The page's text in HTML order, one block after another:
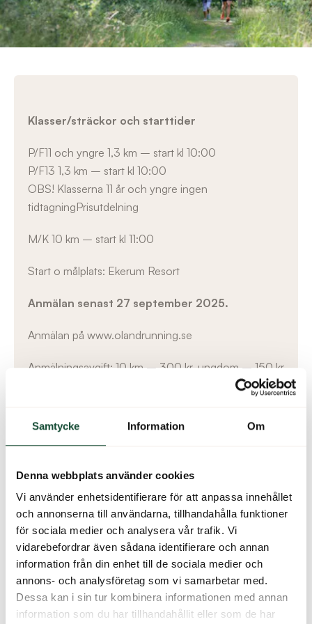
Samtycke Information Om
Denna webbplats använder cookies
Vi använder enhetsidentifierare för att anpassa innehållet
och annonserna till användarna, tillhandahålla funktioner
för sociala medier och analysera vår trafik. Vi
vidarebefordrar även sådana identifierare och annan
information från din enhet till de sociala medier och
annons- och analysföretag som vi samarbetar med.
Dessa kan i sin tur kombinera informationen med annan
information som du har tillhandahållit eller som de har
Klasser/sträckor och starttider
P/F11 och yngre 1,3 km – start kl 10:00
P/F13 1,3 km – start kl 10:00
OBS! Klasserna 11 år och yngre ingen
tidtagningPrisutdelning
M/K 10 km – start kl 11:00
Start o målplats: Ekerum Resort
Anmälan senast 27 september 2025.
Anmälan på www.olandrunning.se
Anmälningsavgift: 10 km – 300 kr, ungdom – 150 kr
Efteranmälan t.o.m. 2 oktober: 10 km – 350 kr,
nummerlappsuthämtningen från kl. 08:30 på
Arrangör Högby IF
friidrott@hogbyif.se www.hogbyif.se/friidrott
Upplysningar: Jonne Svensson 070-693 87 44,
Calle Nilsson 070-444 31 02
För boende: Ekerum Resort Öland 0485-800
00https://ekerum.com/kalenderlista/ekerumsloppet/